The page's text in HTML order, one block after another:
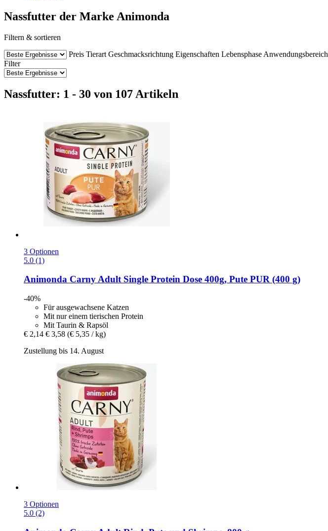
Nassfutter der Marke Animonda
Filtern & sortieren
Preis Tierart Geschmacksrichtung Eigenschaften Lebensphase Anwendungsbereich
Filter
Nassfutter: 1 - 30 von 107 Artikeln
3 Optionen
5.0 (1)
Animonda Carny Adult Single Protein Dose 400g, Pute PUR (400 g)
-40%
Für ausgewachsene Katzen
Mit nur einem tierischen Protein
Mit Taurin & Rapsöl
€ 2,14 € 3,58 (€ 5,35 / kg)
Zustellung bis 14. August
3 Optionen
5.0 (2)